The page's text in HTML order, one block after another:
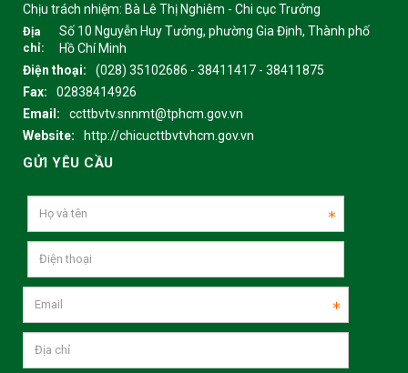
Chịu trách nhiệm: Bà Lê Thị Nghiêm - Chi cục Trưởng
Địa
chỉ:
Số 10 Nguyễn Huy Tưởng, phường Gia Định, Thành phố
Hồ Chí Minh
Điện thoại:
(028) 35102686 - 38411417 - 38411875
Fax:
02838414926
Email:
ccttbvtv.snnmt@tphcm.gov.vn
Website:
http://chicucttbvtvhcm.gov.vn
GỬI YÊU CẦU